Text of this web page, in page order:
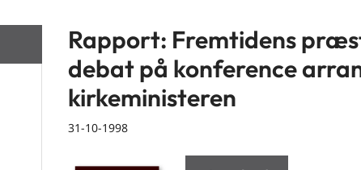
Rapport: Fremtidens
debat på konference
kirkeministeren
31-10-1998